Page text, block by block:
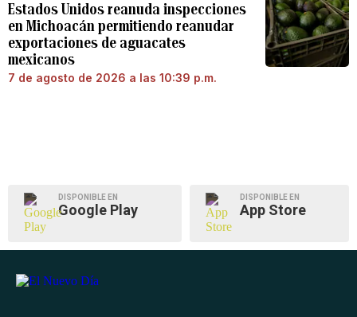
Estados Unidos reanuda inspecciones
en Michoacán permitiendo reanudar
exportaciones de aguacates
mexicanos
7 de agosto de 2026 a las 10:39 p.m.
DISPONIBLE EN
Google Play
DISPONIBLE EN
App Store